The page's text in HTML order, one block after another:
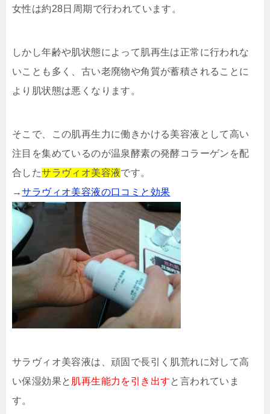
女性は約28日周期で行われています。
しかし年齢や肌状態によって肌再生は正常に行われな
いことも多く、古い老廃物や角質が蓄積されることに
より肌状態は悪くなります。
そこで、この肌再生力に働きかける美容液として高い
注目を集めているのが温泉酵素の発酵コラーゲンを配
合したサラヴィオ美容液です。
→サラヴィオ美容液の口コミと効果
サラヴィオ美容液は、頑固で長引く肌荒れに対して高
い保湿効果と 肌再生能力を引き出すと言われていま
す。